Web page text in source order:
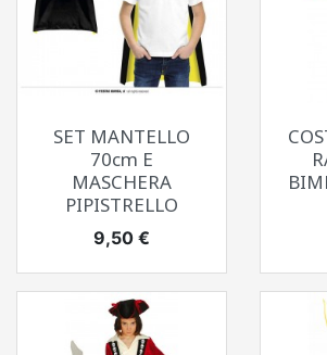
SET MANTELLO
70cm E
MASCHERA
PIPISTRELLO
Prezzo
9,50 €